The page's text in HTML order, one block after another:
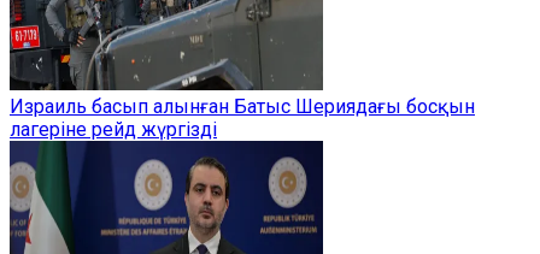
Израиль басып алынған Батыс Шериядағы босқын
лагеріне рейд жүргізді